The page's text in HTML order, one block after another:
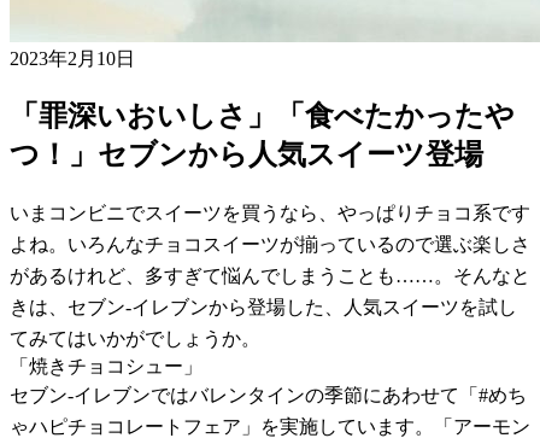
2023年2月10日
「罪深いおいしさ」「食べたかったや
つ！」セブンから人気スイーツ登場
いまコンビニでスイーツを買うなら、やっぱりチョコ系です
よね。いろんなチョコスイーツが揃っているので選ぶ楽しさ
があるけれど、多すぎて悩んでしまうことも……。そんなと
きは、セブン-イレブンから登場した、人気スイーツを試し
てみてはいかがでしょうか。
「焼きチョコシュー」
セブン-イレブンではバレンタインの季節にあわせて「#めち
ゃハピチョコレートフェア」を実施しています。「アーモン